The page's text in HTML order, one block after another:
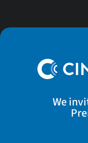
We